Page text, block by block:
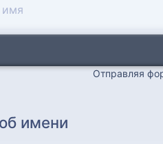
Отправляя
имени